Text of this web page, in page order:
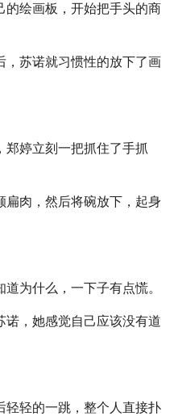
的绘画板，开始把手头的商
，苏诺就习惯性的放下了画
郑婷立刻一把抓住了手抓
肉，然后将碗放下，起身
为什么，一下子有点慌。
，她感觉自己应该没有道
轻轻的一跳，整个人直接扑